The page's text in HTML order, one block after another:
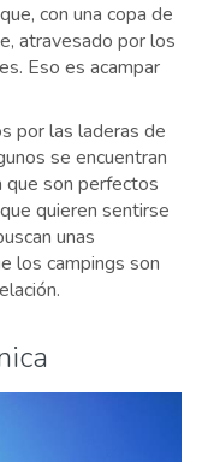
con una copa de
atravesado por los
Eso es acampar
por las laderas de
se encuentran
que son perfectos
quieren sentirse
unas
los campings son